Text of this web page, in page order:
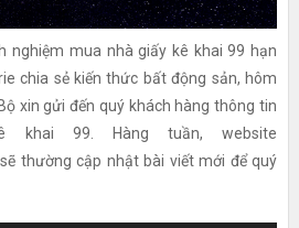
nghiệm mua nhà giấy kê khai 99 hạn
chia sẻ kiến thức bất động sản, hôm
xin gửi đến quý khách hàng thông tin
99. Hàng tuần, website
thường cập nhật bài viết mới để quý